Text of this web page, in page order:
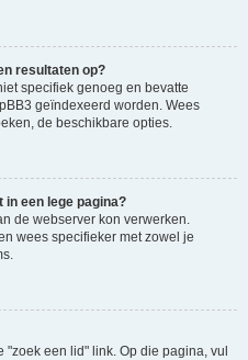
resultaten op?
specifiek genoeg en bevatte
geïndexeerd worden. Wees
de beschikbare opties.
een lege pagina?
de webserver kon verwerken.
wees specifieker met zowel je
een lid" link. Op die pagina, vul